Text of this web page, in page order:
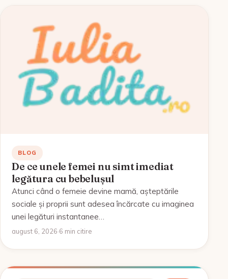
BLOG
De ce unele femei nu simt imediat
legătura cu bebelușul
Atunci când o femeie devine mamă, așteptările
sociale și proprii sunt adesea încărcate cu imaginea
unei legături instantanee…
august 6, 2026·6 min citire